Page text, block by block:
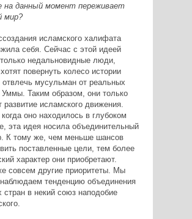
на данный момент переживает
мир?
исламского халифата
себя. Сейчас с этой идеей
недальновидные люди,
повернуть колесо истории
отвлечь мусульман от реальных
Уммы. Таким образом, они только
развитие исламского движения.
оно находилось в глубоком
эта идея носила объединительный
К тому же, чем меньше шансов
поставленные цели, тем более
характер они приобретают.
совсем другие приоритеты. Мы
тенденцию объединения
стран в некий союз наподобие